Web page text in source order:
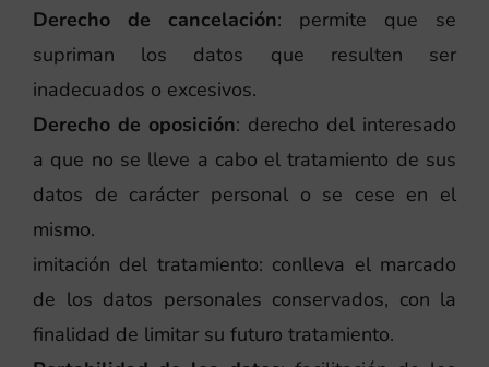
Derecho de cancelación: permite que se
supriman los datos que resulten ser
inadecuados o excesivos.
Derecho de oposición: derecho del interesado
a que no se lleve a cabo el tratamiento de sus
datos de carácter personal o se cese en el
mismo.
imitación del tratamiento: conlleva el marcado
de los datos personales conservados, con la
finalidad de limitar su futuro tratamiento.